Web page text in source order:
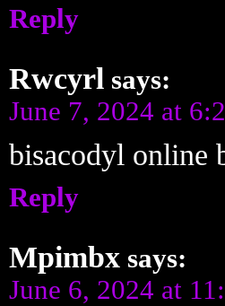
Reply
Rwcyrl says:
June 7, 2024 at
bisacodyl online
Reply
Mpimbx says:
June 6, 2024 at